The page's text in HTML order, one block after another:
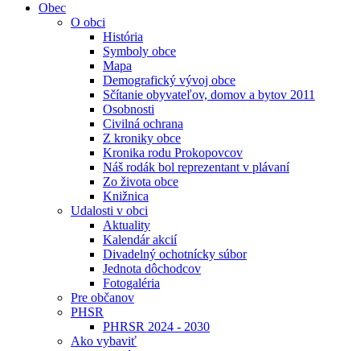
Obec
O obci
História
Symboly obce
Mapa
Demografický vývoj obce
Sčítanie obyvateľov, domov a bytov 2011
Osobnosti
Civilná ochrana
Z kroniky obce
Kronika rodu Prokopovcov
Náš rodák bol reprezentant v plávaní
Zo života obce
Knižnica
Udalosti v obci
Aktuality
Kalendár akcií
Divadelný ochotnícky súbor
Jednota dôchodcov
Fotogaléria
Pre občanov
PHSR
PHRSR 2024 - 2030
Ako vybaviť